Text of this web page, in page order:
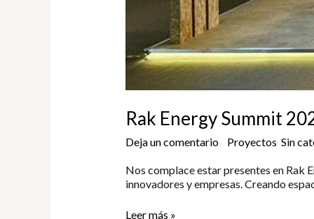
Rak Energy Summit
Deja un comentario Proyectos Sin
Nos complace estar presentes en Rak
innovadores y empresas. Creando
Leer más »